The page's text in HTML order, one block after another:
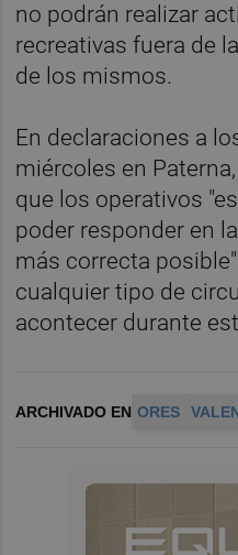
no podrán realizar
recreativas fuera de
de los mismos.
En declaraciones a
miércoles en
que los operativos
poder responder en
más correcta
cualquier tipo de
acontecer durante
ARCHIVADO EN ORES